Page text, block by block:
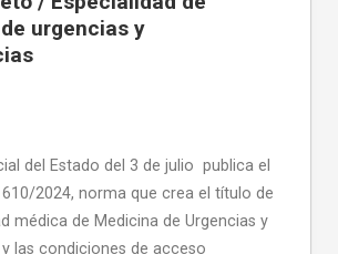
urgencias y
del Estado del 3 de julio publica el
610/2024, norma que crea el título de
médica de Medicina de Urgencias y
las condiciones de acceso